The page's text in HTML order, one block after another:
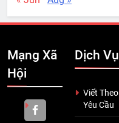
Mạng Xã
Hội
Dịch Vụ
Viết Theo
Yêu Cầu